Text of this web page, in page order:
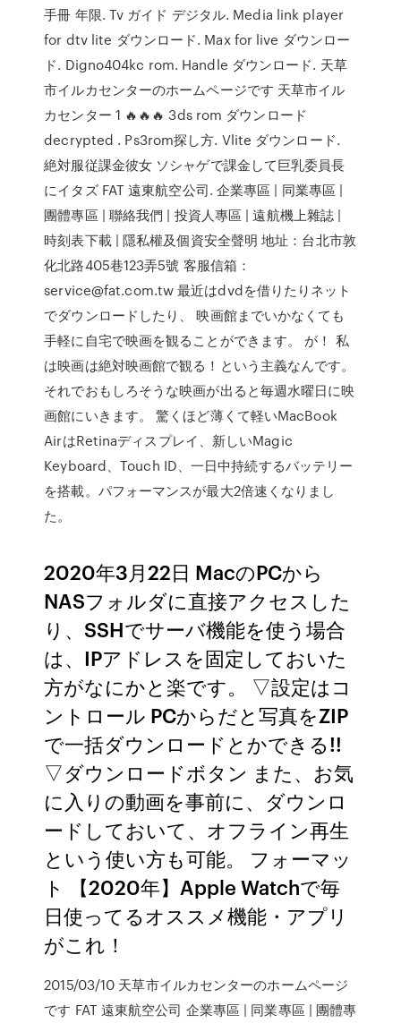
手冊 年限. Tv ガイド デジタル. Media link player
for dtv lite ダウンロード. Max for live ダウンロー
ド. Digno404kc rom. Handle ダウンロード. 天草
市イルカセンターのホームページです 天草市イル
カセンター 1 🔥🔥🔥 3ds rom ダウンロード
decrypted . Ps3rom探し方. Vlite ダウンロード.
絶対服従課金彼女 ソシャゲで課金して巨乳委員長
にイタズ FAT 遠東航空公司. 企業專區 | 同業專區 |
團體專區 | 聯絡我們 | 投資人專區 | 遠航機上雜誌 |
時刻表下載 | 隱私權及個資安全聲明 地址：台北市敦
化北路405巷123弄5號 客服信箱：
service@fat.com.tw 最近はdvdを借りたりネット
でダウンロードしたり、 映画館までいかなくても
手軽に自宅で映画を観ることができます。 が！ 私
は映画は絶対映画館で観る！という主義なんです。
それでおもしろそうな映画が出ると毎週水曜日に映
画館にいきます。 驚くほど薄くて軽いMacBook
AirはRetinaディスプレイ、新しいMagic
Keyboard、Touch ID、一日中持続するバッテリー
を搭載。パフォーマンスが最大2倍速くなりまし
た。
2020年3月22日 MacのPCから
NASフォルダに直接アクセスした
り、SSHでサーバ機能を使う場合
は、IPアドレスを固定しておいた
方がなにかと楽です。 ▽設定はコ
ントロール PCからだと写真をZIP
で一括ダウンロードとかできる!!
▽ダウンロードボタン また、お気
に入りの動画を事前に、ダウンロ
ードしておいて、オフライン再生
という使い方も可能。 フォーマッ
ト 【2020年】Apple Watchで毎
日使ってるオススメ機能・アプリ
がこれ！
2015/03/10 天草市イルカセンターのホームページ
です FAT 遠東航空公司 企業專區 | 同業專區 | 團體專